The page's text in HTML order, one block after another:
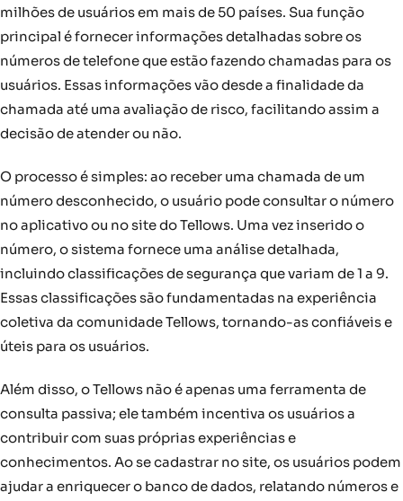
milhões de usuários em mais de 50 países. Sua função
principal é fornecer informações detalhadas sobre os
números de telefone que estão fazendo chamadas para os
usuários. Essas informações vão desde a finalidade da
chamada até uma avaliação de risco, facilitando assim a
decisão de atender ou não.
O processo é simples: ao receber uma chamada de um
número desconhecido, o usuário pode consultar o número
no aplicativo ou no site do Tellows. Uma vez inserido o
número, o sistema fornece uma análise detalhada,
incluindo classificações de segurança que variam de 1 a 9.
Essas classificações são fundamentadas na experiência
coletiva da comunidade Tellows, tornando-as confiáveis e
úteis para os usuários.
Além disso, o Tellows não é apenas uma ferramenta de
consulta passiva; ele também incentiva os usuários a
contribuir com suas próprias experiências e
conhecimentos. Ao se cadastrar no site, os usuários podem
ajudar a enriquecer o banco de dados, relatando números e